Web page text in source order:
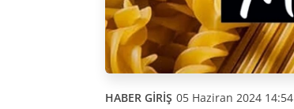
HABER GİRİŞ 05 Haziran 2024 14:54